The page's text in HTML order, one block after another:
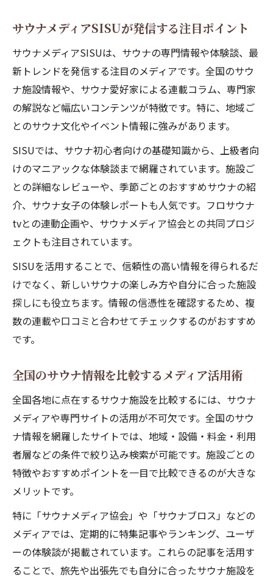
サウナメディアSISUが発信する注目ポイント
サウナメディアSISUは、サウナの専門情報や体験談、最
新トレンドを発信する注目のメディアです。全国のサウ
ナ施設情報や、サウナ愛好家による連載コラム、専門家
の解説など幅広いコンテンツが特徴です。特に、地域ご
とのサウナ文化やイベント情報に強みがあります。
SISUでは、サウナ初心者向けの基礎知識から、上級者向
けのマニアックな体験談まで網羅されています。施設ご
との詳細なレビューや、季節ごとのおすすめサウナの紹
介、サウナ女子の体験レポートも人気です。フロサウナ
tvとの連動企画や、サウナメディア協会との共同プロジ
ェクトも注目されています。
SISUを活用することで、信頼性の高い情報を得られるだ
けでなく、新しいサウナの楽しみ方や自分に合った施設
探しにも役立ちます。情報の信憑性を確認するため、複
数の連載や口コミと合わせてチェックするのがおすすめ
です。
全国のサウナ情報を比較するメディア活用術
全国各地に点在するサウナ施設を比較するには、サウナ
メディアや専門サイトの活用が不可欠です。全国のサウ
ナ情報を網羅したサイトでは、地域・設備・料金・利用
者層などの条件で絞り込み検索が可能です。施設ごとの
特徴やおすすめポイントを一目で比較できるのが大きな
メリットです。
特に「サウナメディア協会」や「サウナブロス」などの
メディアでは、定期的に特集記事やランキング、ユーザ
ーの体験談が掲載されています。これらの記事を活用す
ることで、旅先や出張先でも自分に合ったサウナ施設を